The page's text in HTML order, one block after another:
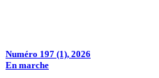
Numéro 197 (1), 2026
En marche